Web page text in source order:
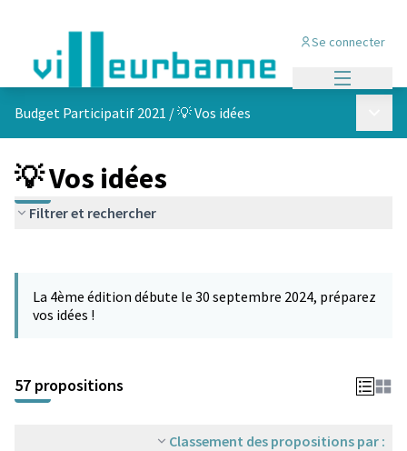
Se connecter
Budget Participatif 2021 /💡 Vos idées
💡 Vos idées
Filtrer et rechercher
La 4ème édition débute le 30 septembre 2024, préparez
vos idées !
57 propositions
Classement des propositions par :